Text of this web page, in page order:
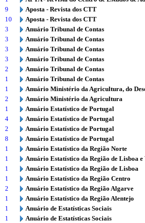
9
Aposta - Revista dos CTT
10
Aposta - Revista dos CTT
3
Anuário Tribunal de Contas
3
Anuário Tribunal de Contas
3
Anuário Tribunal de Contas
3
Anuário Tribunal de Contas
2
Anuário Tribunal de Contas
1
Anuário Tribunal de Contas
1
Anuário Ministério da Agricultura, do
2
Anuário Ministério da Agricultura
1
Anuário Estatístico de Portugal
4
Anuário Estatístico de Portugal
2
Anuário Estatístico de Portugal
8
Anuário Estatístico de Portugal
1
Anuário Estatístico da Região Norte
1
Anuário Estatístico da Região de Lisboa e
1
Anuário Estatístico da Região de Lisboa
1
Anuário Estatístico da Região Centro
2
Anuário Estatístico da Região Algarve
1
Anuário Estatístico da Região Alentejo
1
Anuário de Estatísticas Sociais
1
Anuário de Estatísticas Sociais